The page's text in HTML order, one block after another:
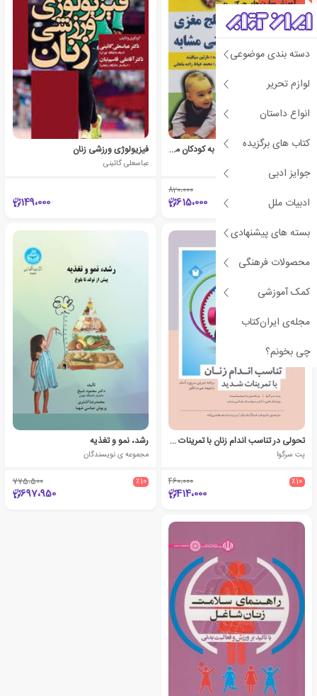
دسته بندی موضوعی
لوازم تحریر
انواع داستان
کتاب های برگزیده
جوایز ادبی
ادبیات ملل
بسته های پیشنهادی
محصولات فرهنگی
کمک آموزشی
مجله‌ی ایران‌کتاب
چی بخونم؟
آموزش مهارت های حرکتی به کودکان مبتلا به فلج مغزی و اختلالات حرکتی مشابه
820،000
615،000
فیزیولوژی ورزشی زنان
عباسعلی گائینی
149،000
تحولی در تناسب اندام زنان با تمرینات شدید
پت سرگوا
٪10 460،000
414،000
رشد، نمو و تغذیه
مجموعه ی نویسندگان
٪10 775،500
697،950